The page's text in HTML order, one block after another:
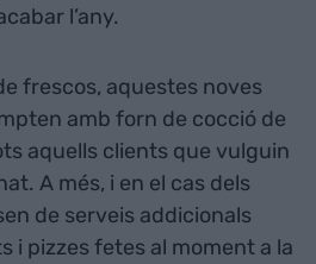
l’any.
frescos, aquestes noves
amb forn de cocció de
aquells clients que vulguin
A més, i en el cas dels
de serveis addicionals
i pizzes fetes al moment a la